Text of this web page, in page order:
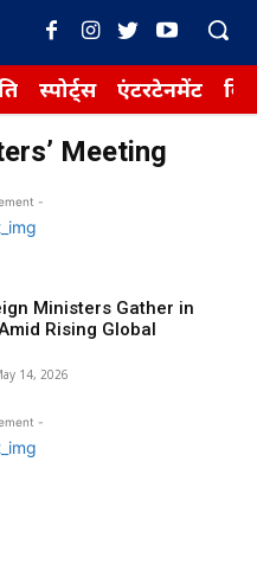
स्पोर्ट्स एंटरटेनमेंट
Meeting
-
Ministers Gather in
Rising Global
14, 2026
-